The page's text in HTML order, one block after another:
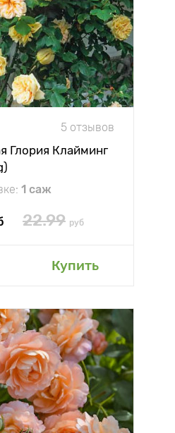
5 отзывов
Глория Клайминг
1 саж
22.99 руб
Купить